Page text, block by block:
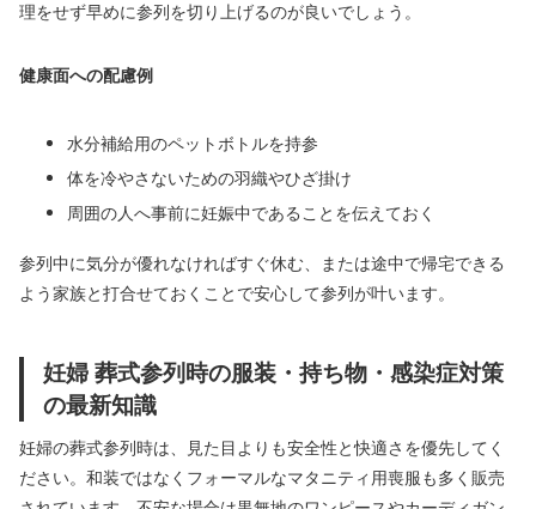
理をせず早めに参列を切り上げるのが良いでしょう。
健康面への配慮例
水分補給用のペットボトルを持参
体を冷やさないための羽織やひざ掛け
周囲の人へ事前に妊娠中であることを伝えておく
参列中に気分が優れなければすぐ休む、または途中で帰宅できる
よう家族と打合せておくことで安心して参列が叶います。
妊婦 葬式参列時の服装・持ち物・感染症対策
の最新知識
妊婦の葬式参列時は、見た目よりも安全性と快適さを優先してく
ださい。和装ではなくフォーマルなマタニティ用喪服も多く販売